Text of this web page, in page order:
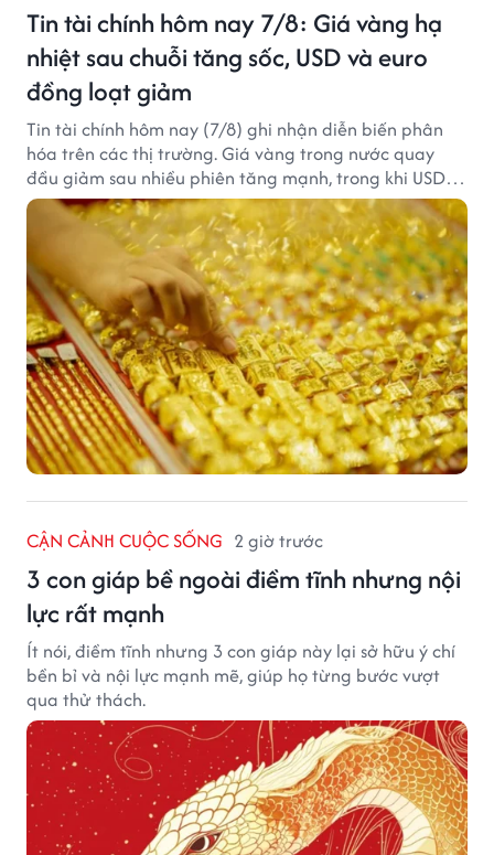
Tin tài chính hôm nay 7/8: Giá vàng hạ
nhiệt sau chuỗi tăng sốc, USD và euro
đồng loạt giảm
Tin tài chính hôm nay (7/8) ghi nhận diễn biến phân
hóa trên các thị trường. Giá vàng trong nước quay
đầu giảm sau nhiều phiên tăng mạnh, trong khi USD
tại ngân hàng tiếp tục suy yếu dù tỷ giá trung tâm lập
đỉnh mới.
CẬN CẢNH CUỘC SỐNG 2 giờ trước
3 con giáp bề ngoài điềm tĩnh nhưng nội
lực rất mạnh
Ít nói, điềm tĩnh nhưng 3 con giáp này lại sở hữu ý chí
bền bỉ và nội lực mạnh mẽ, giúp họ từng bước vượt
qua thử thách.